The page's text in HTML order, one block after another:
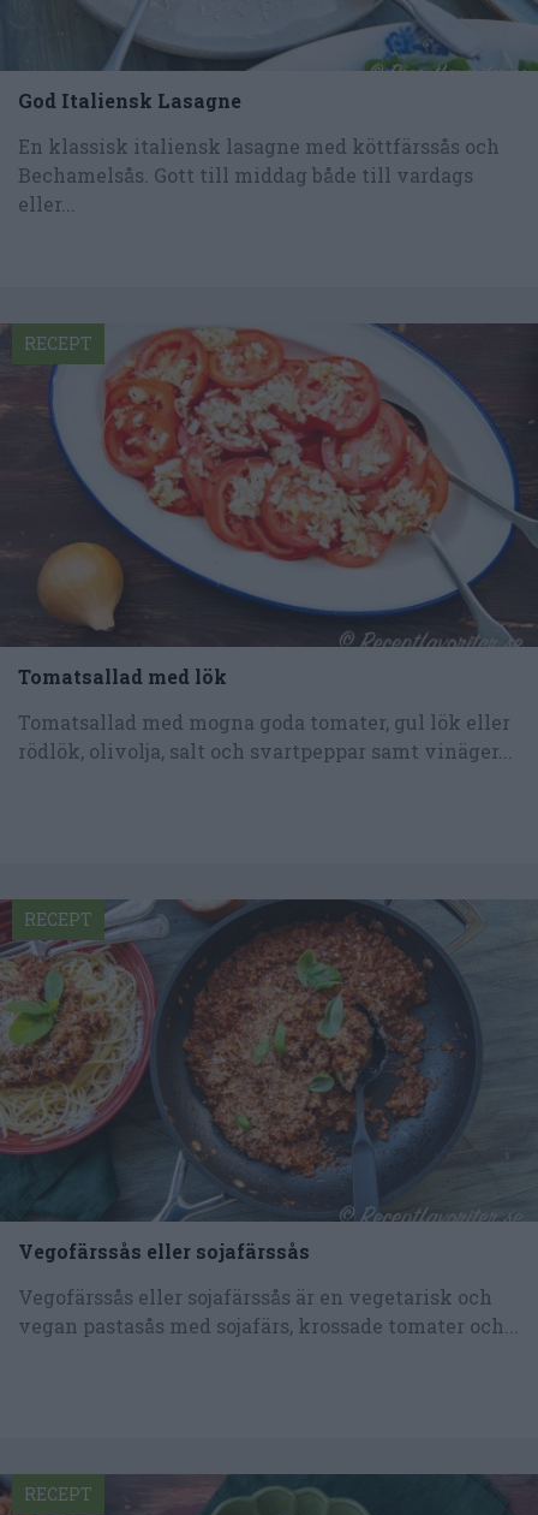
God Italiensk Lasagne
En klassisk italiensk lasagne med köttfärssås och
Bechamelsås. Gott till middag både till vardags
eller...
Tomatsallad med lök
Tomatsallad med mogna goda tomater, gul lök eller
rödlök, olivolja, salt och svartpeppar samt vinäger...
RECEPT
Vegofärssås eller sojafärssås
Vegofärssås eller sojafärssås är en vegetarisk och
vegan pastasås med sojafärs, krossade tomater och...
RECEPT
RECEPT